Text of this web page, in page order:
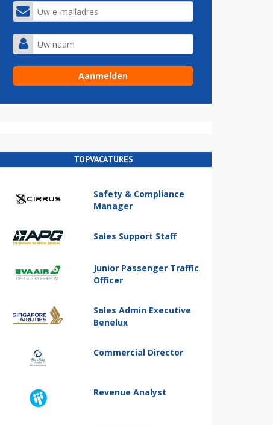
TOPVACATURES
Safety & Compliance
Manager
Sales Support Staff
Junior Passenger Traffic
Officer
Sales Admin Executive
Benelux
Commercial Director
Revenue Analyst